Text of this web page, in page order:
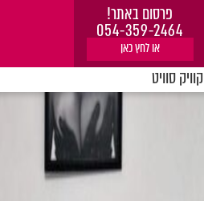
פרסום באתר!
054-359-2464
או לחץ כאן
קוויק סוויט